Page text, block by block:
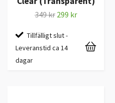
349 kr 299 kr
Tillfälligt slut -
Leveranstid ca 14
dagar